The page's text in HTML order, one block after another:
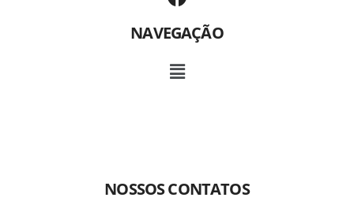
NAVEGAÇÃO
NOSSOS CONTATOS